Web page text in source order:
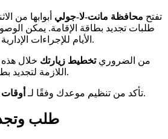
تفتح محافظة مانت-لا-جولي أبوابها من
طلبات تجديد بطاقة الإقامة. يمكن
الأيام للإجراءات الإدارية المتعلقة ببطاقات الإقامة.
من الضروريتخطيط زيارتك خلال هذه
اللازمة لتجديد بطاقة إقامتك في المحافظة.
تأكد من تنظيم موعدك وفقًا لـلتجنب أي تعقيدات.
طلب